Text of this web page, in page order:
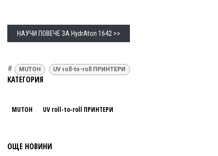
НАУЧИ ПОВЕЧЕ ЗА HydrAton 1642 >>
# MUTOH UV roll-to-roll ПРИНТЕРИ
КАТЕГОРИЯ
MUTOH UV roll-to-roll ПРИНТЕРИ
ОЩЕ НОВИНИ